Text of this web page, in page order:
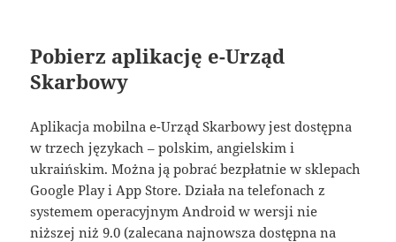
Pobierz aplikację e-Urząd
Skarbowy
Aplikacja mobilna e-Urząd Skarbowy jest dostępna
w trzech językach – polskim, angielskim i
ukraińskim. Można ją pobrać bezpłatnie w sklepach
Google Play i App Store. Działa na telefonach z
systemem operacyjnym Android w wersji nie
niższej niż 9.0 (zalecana najnowsza dostępna na